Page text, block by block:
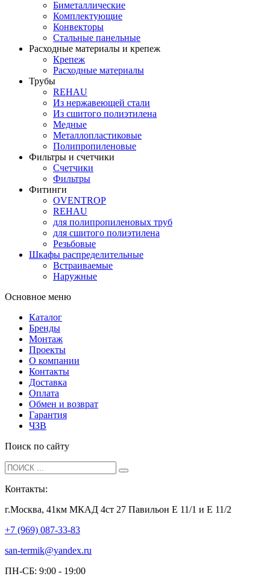
Биметаллические
Комплектующие
Конвекторы
Стальные панельные
Расходные материалы и крепеж
Крепеж
Расходные материалы
Трубы
REHAU
Из нержавеющей стали
Из сшитого полиэтилена
Медные
Металлопластиковые
Полипропиленовые
Фильтры и счетчики
Счетчики
Фильтры
Фитинги
OVENTROP
REHAU
для полипропиленовых труб
для сшитого полиэтилена
Резьбовые
Шкафы распределительные
Встраиваемые
Наружные
Основное меню
Каталог
Бренды
Монтаж
Проекты
О компании
Контакты
Доставка
Оплата
Обмен и возврат
Гарантия
ЧЗВ
Поиск по сайту
Контакты:
г.Москва, 41км МКАД 4ст 27 Павильон Е 11/1 и Е 11/2
+7 (969) 087-33-83
san-termik@yandex.ru
ПН-СБ: 9:00 - 19:00